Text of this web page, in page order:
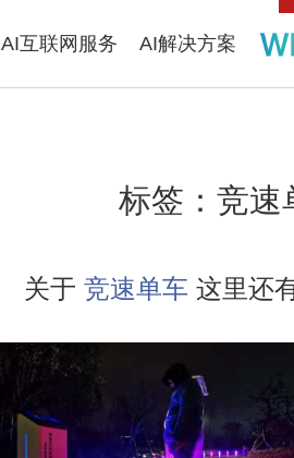
AI互联网服务 AI解决方案
标签： 竞速
关于 竞速单车 这里还